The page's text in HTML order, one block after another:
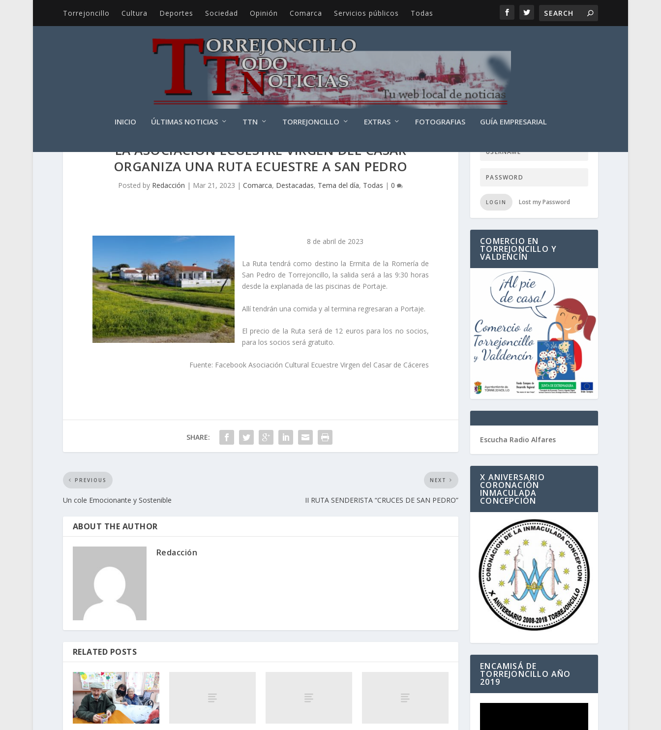
Torrejoncillo Cultura Deportes Sociedad Opinión Comarca Servicios públicos Todas
INICIO ÚLTIMAS NOTICIAS TTN TORREJONCILLO EXTRAS FOTOGRAFIAS GUÍA EMPRESARIAL
LA ASOCIACIÓN ECUESTRE VIRGEN DEL CASAR
ORGANIZA UNA RUTA ECUESTRE A SAN PEDRO
Posted by Redacción | Mar 21, 2023 |Comarca, Destacadas, Tema del día, Todas |0
8 de abril de 2023
La Ruta tendrá como destino la Ermita de la Romería de
San Pedro de Torrejoncillo, la salida será a las 9:30 horas
desde la explanada de las piscinas de Portaje.
Allí tendrán una comida y al termina regresaran a Portaje.
El precio de la Ruta será de 12 euros para los no socios,
para los socios será gratuito.
Fuente: Facebook Asociación Cultural Ecuestre Virgen del Casar de Cáceres
SHARE:
PREVIOUS
Un cole Emocionante y Sostenible
NEXT
II RUTA SENDERISTA “CRUCES DE SAN PEDRO”
ABOUT THE AUTHOR
Redacción
RELATED POSTS
LOGIN USER TTN
LOGIN Lost my Password
COMERCIO EN
TORREJONCILLO Y
VALDENCÍN
Escucha Radio Alfares
X ANIVERSARIO
CORONACIÓN
INMACULADA
CONCEPCIÓN
ENCAMISÁ DE
TORREJONCILLO AÑO
2019